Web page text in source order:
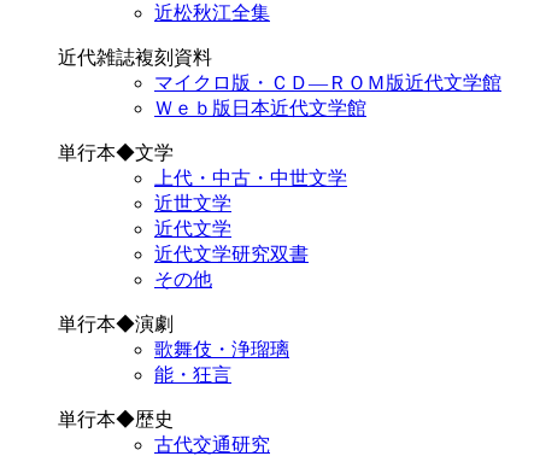
近松秋江全集
近代雑誌複刻資料
マイクロ版・ＣＤ―ＲＯＭ版近代文学館
Ｗｅｂ版日本近代文学館
単行本◆文学
上代・中古・中世文学
近世文学
近代文学
近代文学研究双書
その他
単行本◆演劇
歌舞伎・浄瑠璃
能・狂言
単行本◆歴史
古代交通研究